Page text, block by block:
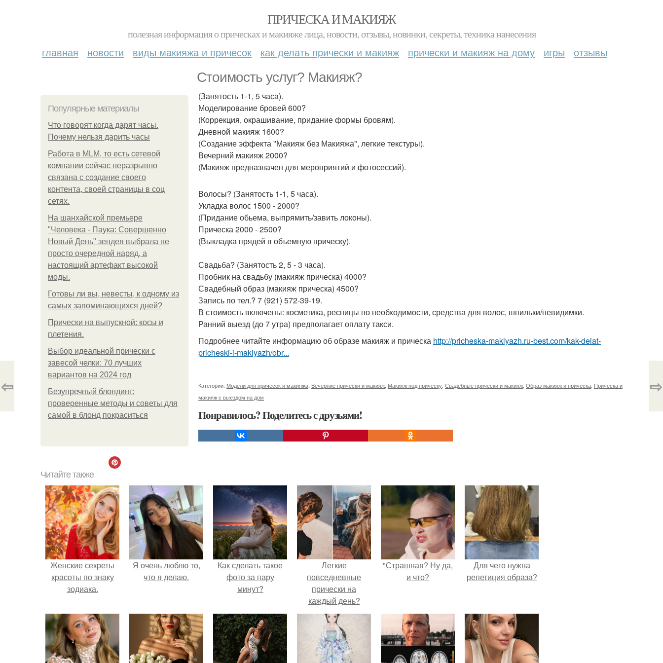
ПРИЧЕСКА И МАКИЯЖ
полезная информация о прическах и макияже лица, новости, отзывы, новинки, секреты, техника нанесения
главная новости виды макияжа и причесок как делать прически и макияж прически и макияж на дому игры отзывы
Стоимость услуг? Макияж?
Популярные материалы
Что говорят когда дарят часы.
Почему нельзя дарить часы
Работа в MLM, то есть сетевой
компании сейчас неразрывно
связана с создание своего
контента, своей страницы в соц
сетях.
На шанхайской премьере
"Человека - Паука: Совершенно
Новый День" зендея выбрала не
просто очередной наряд, а
настоящий артефакт высокой
моды.
Готовы ли вы, невесты, к одному из
самых запоминающихся дней?
Прически на выпускной: косы и
плетения.
Выбор идеальной прически с
завесой челки: 70 лучших
вариантов на 2024 год
Безупречный блондинг:
проверенные методы и советы для
самой в блонд покраситься
(Занятость 1-1, 5 часа).
Моделирование бровей 600?
(Коррекция, окрашивание, придание формы бровям).
Дневной макияж 1600?
(Создание эффекта "Макияж без Макияжа", легкие текстуры).
Вечерний макияж 2000?
(Макияж предназначен для мероприятий и фотосессий).
Волосы? (Занятость 1-1, 5 часа).
Укладка волос 1500 - 2000?
(Придание обьема, выпрямить/завить локоны).
Прическа 2000 - 2500?
(Выкладка прядей в объемную прическу).
Свадьба? (Занятость 2, 5 - 3 часа).
Пробник на свадьбу (макияж прическа) 4000?
Свадебный образ (макияж прическа) 4500?
Запись по тел.? 7 (921) 572-39-19.
В стоимость включены: косметика, ресницы по необходимости, средства для волос, шпильки/невидимки.
Ранний выезд (до 7 утра) предполагает оплату такси.
Подробнее читайте информацию об образе макияж и прическа http://pricheska-makiyazh.ru-best.com/kak-delat-
pricheski-i-makiyazh/obr...
Категории: Модели для причесок и макияжа Вечерние прически и макияж Макияж под прическу Свадебные прически и макияж Образ макияж и прическа Прическа и
макияж с выездом на дом
Понравилось? Поделитесь с друзьями!
⇦ ⇨
Читайте также
Женские секреты
красоты по знаку
зодиака.
Я очень люблю то,
что я делаю.
Как сделать такое
фото за пару
минут?
Легкие
повседневные
прически на
каждый день?
"Страшная? Ну да,
и что?
Для чего нужна
репетиция образа?